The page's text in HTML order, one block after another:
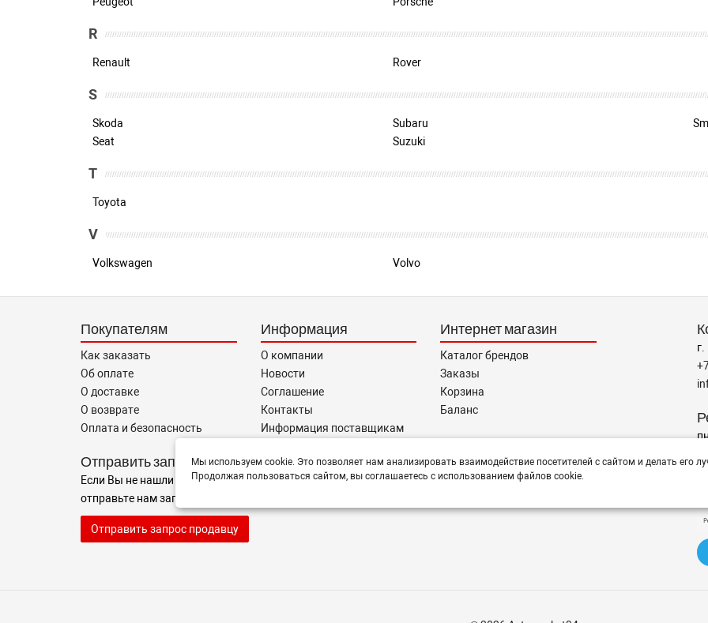
R
Renault Rover
S
Skoda Subaru
Seat
Suzuki
T
Toyota
V
Volkswagen Volvo
Покупателям
Как заказать
Об оплате
О доставке
О возврате
Оплата и безопасность
Информация
О компании
Новости
Соглашение
Контакты
Информация поставщикам
Интернет магазин
Каталог брендов
Заказы
Корзина
Баланс
Отправить запрос
Если Вы не нашли нужные запчасти, или Вам требуется помощь в подборе,
отправьте нам запрос - мы Вам поможем
Отправить запрос продавцу
Мы используем cookie. Это позволяет нам анализировать взаимодействие посетителей с сайтом и делать его
Продолжая пользоваться сайтом, вы соглашаетесь с использованием файлов cookie.